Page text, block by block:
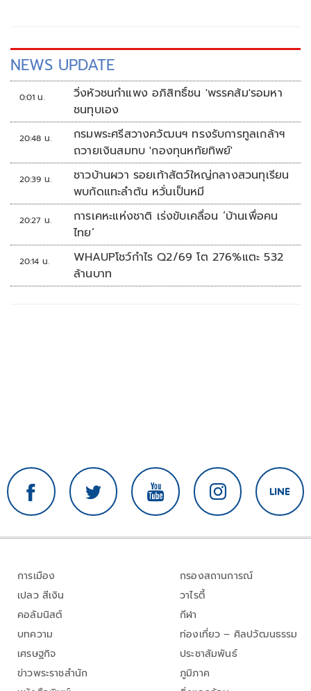
NEWS UPDATE
0:01 น.
วิ่งหัวชนกำแพง อภิสิทธิ์ชน 'พรรคส้ม'รอมหา
ชนทุบเอง
20:48 น.
กรมพระศรีสวางควัฒนฯ ทรงรับการทูลเกล้าฯ
ถวายเงินสมทบ 'กองทุนหทัยทิพย์'
20:39 น.
ชาวบ้านผวา รอยเท้าสัตว์ใหญ่กลางสวนทุเรียน
พบกัดแทะลำต้น หวั่นเป็นหมี
20:27 น.
การเคหะแห่งชาติ เร่งขับเคลื่อน ‘บ้านเพื่อคน
ไทย’
20:14 น.
WHAUPโชว์กำไร Q2/69 โต 276%แตะ 532
ล้านบาท
การเมือง
เปลว สีเงิน
คอลัมนิสต์
บทความ
เศรษฐกิจ
ข่าวพระราชสำนัก
กรองสถานการณ์
วาไรตี้
กีฬา
ท่องเที่ยว – ศิลปวัฒนธรรม
ประชาสัมพันธ์
ภูมิภาค